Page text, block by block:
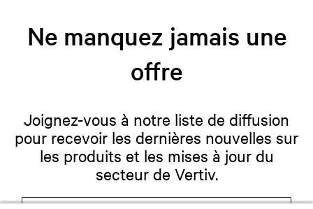
Ne manquez jamais une
offre
Joignez-vous à notre liste de diffusion
pour recevoir les dernières nouvelles sur
les produits et les mises à jour du
secteur de Vertiv.